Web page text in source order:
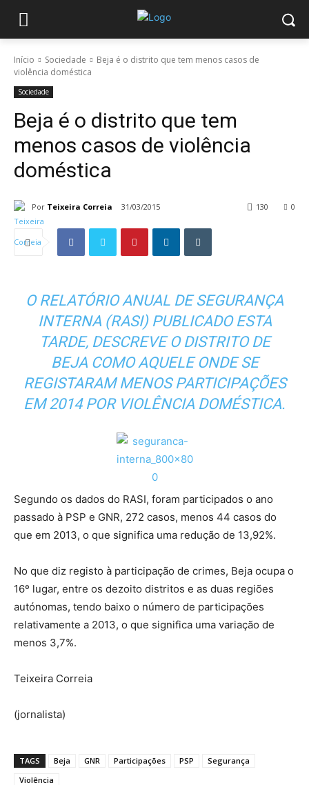
Início Sociedade
Beja é o distrito que tem menos casos de
violência doméstica
Sociedade
Beja é o distrito que tem
menos casos de violência
doméstica
Por Teixeira Correia 31/03/2015 0
130
O RELATÓRIO ANUAL DE SEGURANÇA
INTERNA (RASI) PUBLICADO ESTA
TARDE, DESCREVE O DISTRITO DE
BEJA COMO AQUELE ONDE SE
REGISTARAM MENOS PARTICIPAÇÕES
EM 2014 POR VIOLÊNCIA DOMÉSTICA.
Segundo os dados do RASI, foram participados o ano
passado à PSP e GNR, 272 casos, menos 44 casos do
que em 2013, o que significa uma redução de 13,92%.
No que diz registo à participação de crimes, Beja ocupa o
16º lugar, entre os dezoito distritos e as duas regiões
autónomas, tendo baixo o número de participações
relativamente a 2013, o que significa uma variação de
menos 3,7%.
Teixeira Correia
(jornalista)
TAGS Beja GNR Participações PSP
Segurança
Violência